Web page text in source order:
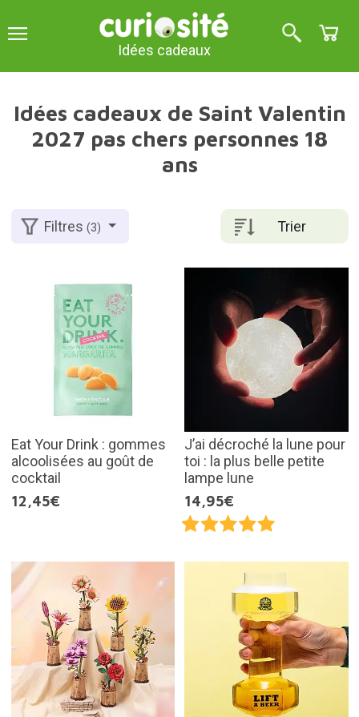
Idées cadeaux
Idées cadeaux de Saint Valentin
2027 pas chers personnes 18
ans
Trier
Filtres(3)
Eat Your Drink : gommes
alcoolisées au goût de
cocktail
12,45€
J’ai décroché la lune pour
toi : la plus belle petite
lampe lune
14,95€